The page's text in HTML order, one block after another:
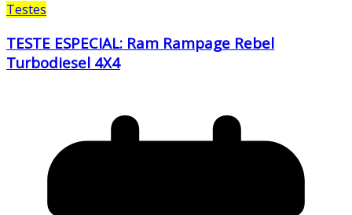
Testes
TESTE ESPECIAL: Ram Rampage Rebel
Turbodiesel 4X4